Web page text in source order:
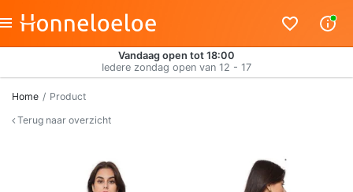
Vandaag open tot 18:00
Iedere zondag open van 12 - 17
Home
Product
Terug naar overzicht